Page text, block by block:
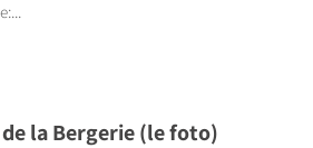
la Bergerie (le foto)